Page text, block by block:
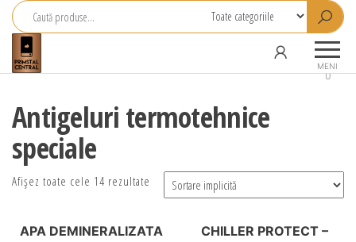
Central
MENI
U
Antigeluri termotehnice
speciale
Afișez toate cele 14 rezultate
APA DEMINERALIZATA
CHILLER PROTECT –